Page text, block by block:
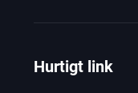
Hurtigt link